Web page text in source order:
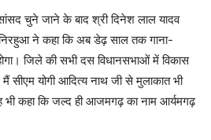
चुने जाने के बाद श्री दिनेश लाल यादव
ने कहा कि अब डेढ़ साल तक गाना-
जिले की सभी दस विधानसभाओं में विकास
सीएम योगी आदित्य नाथ जी से मुलाकात भी
भी कहा कि जल्द ही आजमगढ़ का नाम आर्यमगढ़